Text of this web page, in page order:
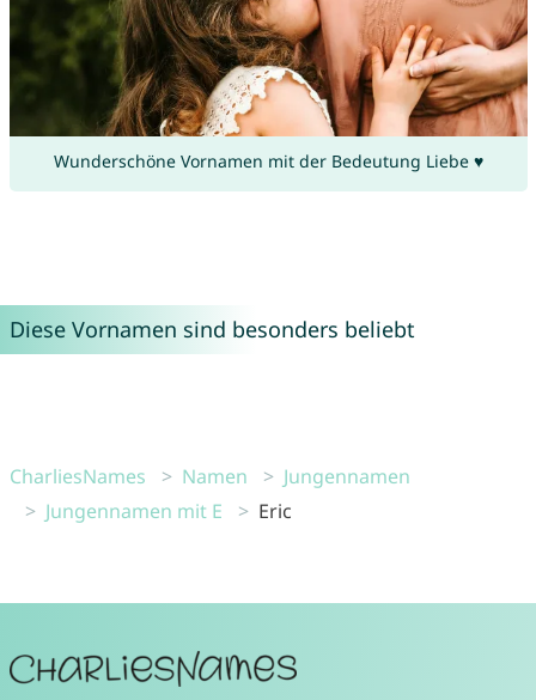
Wunderschöne Vornamen mit der Bedeutung Liebe ♥
Diese Vornamen sind besonders beliebt
CharliesNames Namen
Jungennamen
Jungennamen mit E
Eric